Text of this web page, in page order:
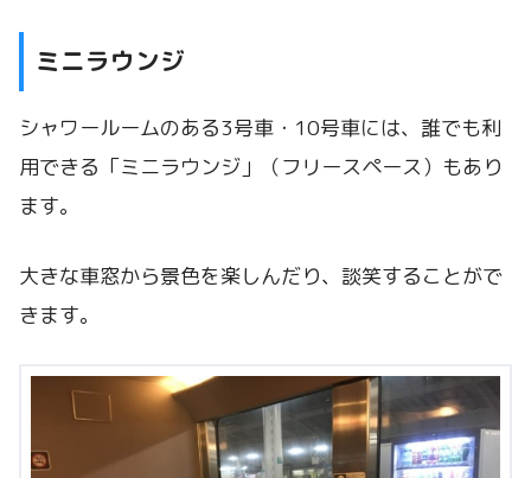
ミニラウンジ
シャワールームのある3号車・10号車には、誰でも利
用できる「ミニラウンジ」（フリースペース）もあり
ます。
大きな車窓から景色を楽しんだり、談笑することがで
きます。